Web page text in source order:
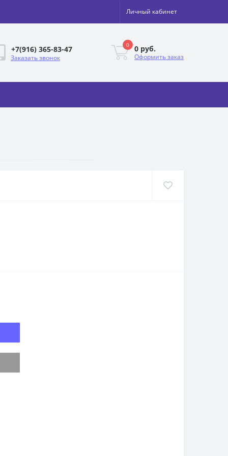
Личный кабинет
+7(916) 365-83-47
Заказать звонок
0 0 руб.
Оформить заказ